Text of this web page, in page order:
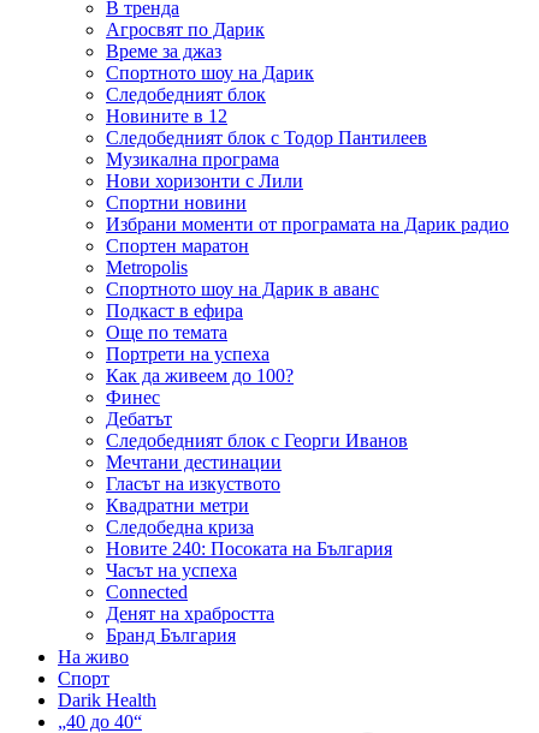
В тренда
Агросвят по Дарик
Време за джаз
Спортното шоу на Дарик
Следобедният блок
Новините в 12
Следобедният блок с Тодор Пантилеев
Музикална програма
Нови хоризонти с Лили
Спортни новини
Избрани моменти от програмата на Дарик радио
Спортен маратон
Metropolis
Спортното шоу на Дарик в аванс
Подкаст в ефира
Още по темата
Портрети на успеха
Как да живеем до 100?
Финес
Дебатът
Следобедният блок с Георги Иванов
Мечтани дестинации
Гласът на изкуството
Квадратни метри
Следобедна криза
Новите 240: Посоката на България
Часът на успеха
Connected
Денят на храбростта
Бранд България
На живо
Спорт
Darik Health
„40 до 40“